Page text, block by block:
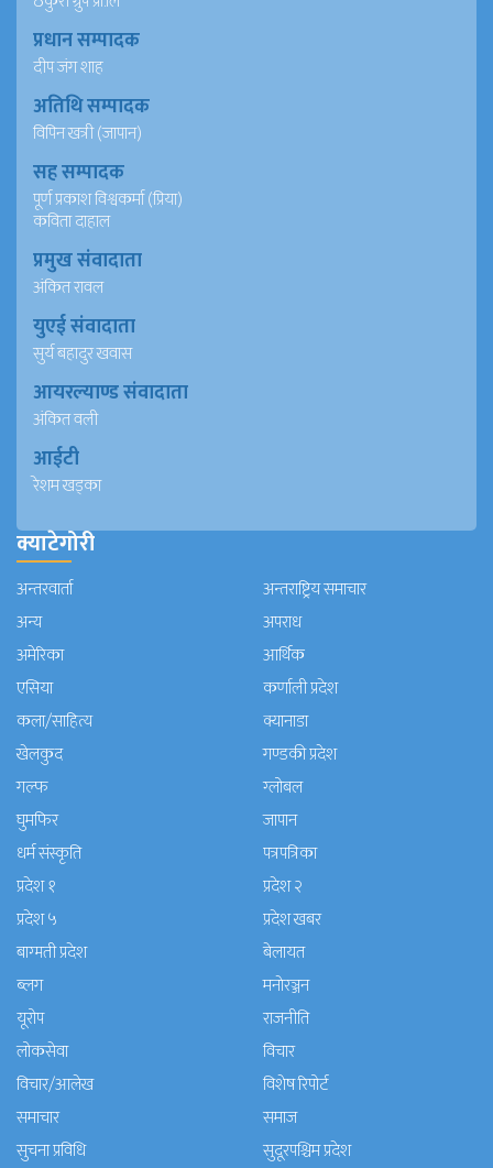
प्रधान सम्पादक
दीप जंग शाह
अतिथि सम्पादक
विपिन खत्री (जापान)
सह सम्पादक
पूर्ण प्रकाश विश्वकर्मा (प्रिया)
कविता दाहाल
प्रमुख संवादाता
अंकित रावल
युएई संवादाता
सुर्य बहादुर खवास
आयरल्याण्ड संवादाता
अंकित वली
आईटी
रेशम खड्का
क्याटेगोरी
अन्तरवार्ता
अन्तराष्ट्रिय समाचार
अन्य
अपराध
अमेरिका
आर्थिक
एसिया
कर्णाली प्रदेश
कला/साहित्य
क्यानाडा
खेलकुद
गण्डकी प्रदेश
गल्फ
ग्लोबल
घुमफिर
जापान
धर्म संस्कृति
पत्रपत्रिका
प्रदेश १
प्रदेश २
प्रदेश ५
प्रदेश खबर
बाग्मती प्रदेश
बेलायत
ब्लग
मनाेरञ्जन
यूरोप
राजनीति
लोकसेवा
विचार
विचार/आलेख
विशेष रिपोर्ट
समाचार
समाज
सुचना प्रविधि
सुदूरपश्चिम प्रदेश